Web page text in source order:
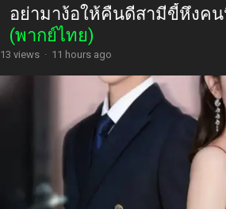
อย่ามาง้อให้คืนดีสามีขี้หึงคน
(พากย์ไทย)
13 views · 11 hours ago